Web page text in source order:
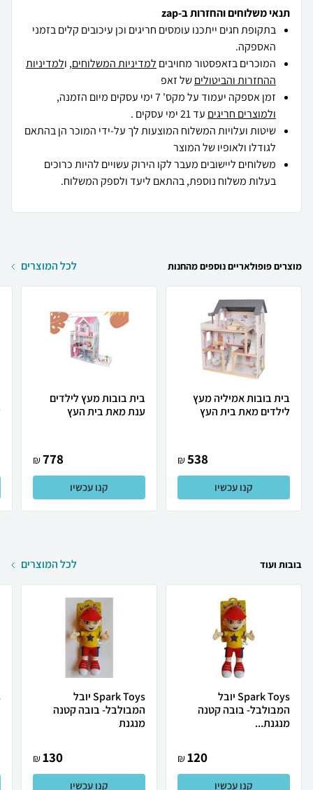
תנאי משלוחים והחזרות ב-zap
בתקופת חגים ייתכנו עומסים חריגים וכן עיכובים קלים בזמני
האספקה.
המוכרים בזאפסטור מחויבים למדיניות המשלוחים, ולמדיניות
ההחזרות והביטוליםשל זאפ
זמן אספקה יעמוד על מקס' 7 ימי עסקים מיום הזמנה,
ולמוצרים חריגים עד 21 ימי עסקים .
שיטות ועלויות המשלוח המוצעות לך על-ידי המוכר הן בהתאם
לגודלו ולאופיו של המוצר
משלוחים ליישובים מעבר לקו הירוק עשויים להיות כרוכים
בעלות משלוח נוספת, בהתאם ליעד ולספק המשלוח.
מוצרים פופולאריים נוספים מהחנות לכל המוצרים
בית בובות אמיליה מעץ
לילדים מאת בית העץ
538
₪
קנו עכשיו
בית בובות מעץ לילדים
ענת מאת בית העץ
778
₪
קנו עכשיו
בובות ועוד לכל המוצרים
Spark Toys יובל
המבולבל- בובה קטנה
מנגנת...
120
₪
קנו עכשיו
Spark Toys יובל
המבולבל- בובה קטנה
מנגנת
130
₪
קנו עכשיו